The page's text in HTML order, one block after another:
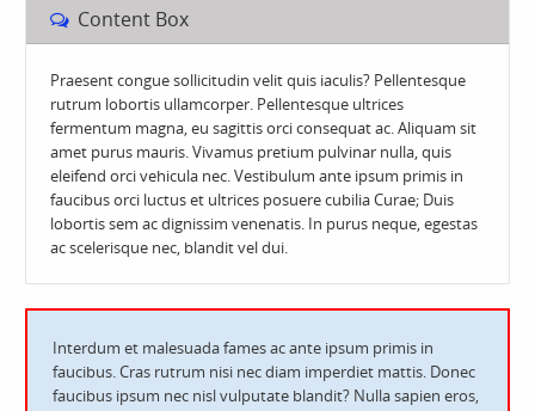
Content Box
Praesent congue sollicitudin velit quis iaculis? Pellentesque
rutrum lobortis ullamcorper. Pellentesque ultrices
fermentum magna, eu sagittis orci consequat ac. Aliquam sit
amet purus mauris. Vivamus pretium pulvinar nulla, quis
eleifend orci vehicula nec. Vestibulum ante ipsum primis in
faucibus orci luctus et ultrices posuere cubilia Curae; Duis
lobortis sem ac dignissim venenatis. In purus neque, egestas
ac scelerisque nec, blandit vel dui.
Interdum et malesuada fames ac ante ipsum primis in
faucibus. Cras rutrum nisi nec diam imperdiet mattis. Donec
faucibus ipsum nec nisl vulputate blandit? Nulla sapien eros,